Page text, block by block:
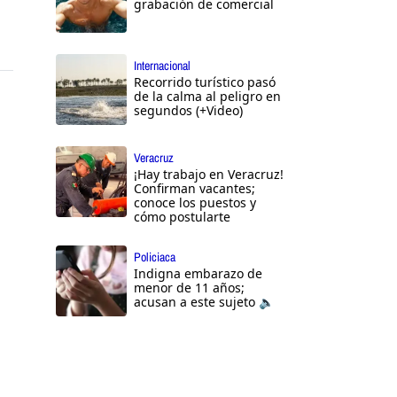
grabación de comercial
Internacional
Recorrido turístico pasó
de la calma al peligro en
segundos (+Video)
Veracruz
¡Hay trabajo en Veracruz!
Confirman vacantes;
conoce los puestos y
cómo postularte
Policiaca
Indigna embarazo de
menor de 11 años;
acusan a este sujeto 🔈